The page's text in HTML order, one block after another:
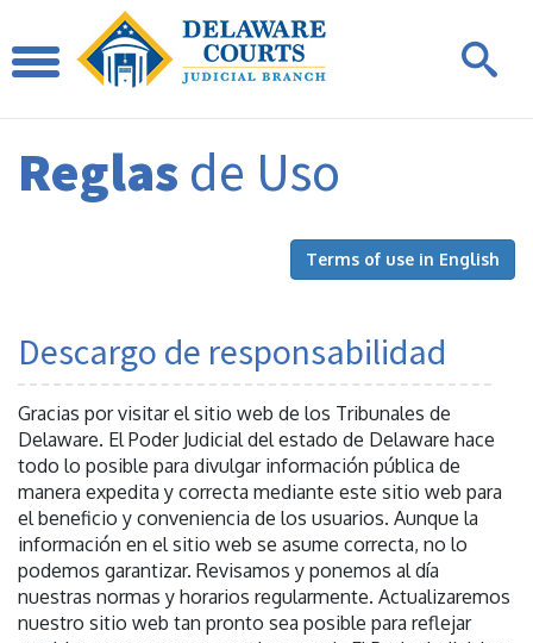
Reglas de Uso
Terms of use in English
Descargo de responsabilidad
Gracias por visitar el sitio web de los Tribunales de
Delaware. El Poder Judicial del estado de Delaware hace
todo lo posible para divulgar información pública de
manera expedita y correcta mediante este sitio web para
el beneficio y conveniencia de los usuarios. Aunque la
información en el sitio web se asume correcta, no lo
podemos garantizar. Revisamos y ponemos al día
nuestras normas y horarios regularmente. Actualizaremos
nuestro sitio web tan pronto sea posible para reflejar